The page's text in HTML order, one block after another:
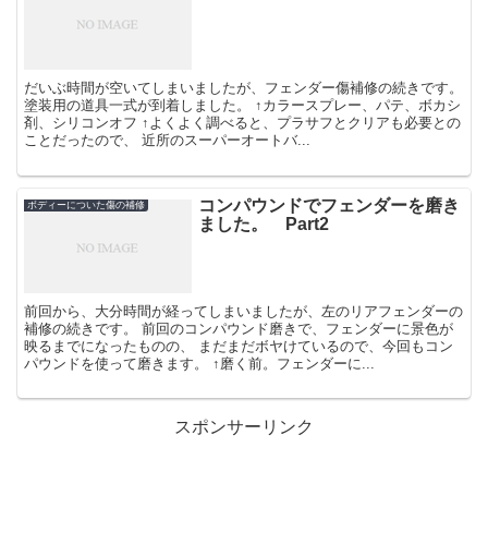
だいぶ時間が空いてしまいましたが、フェンダー傷補修の続きです。
塗装用の道具一式が到着しました。 ↑カラースプレー、パテ、ボカシ
剤、シリコンオフ ↑よくよく調べると、プラサフとクリアも必要との
ことだったので、 近所のスーパーオートバ...
ボディーについた傷の補修
コンパウンドでフェンダーを磨き
ました。 Part2
前回から、大分時間が経ってしまいましたが、左のリアフェンダーの
補修の続きです。 前回のコンパウンド磨きで、フェンダーに景色が
映るまでになったものの、 まだまだボヤけているので、今回もコン
パウンドを使って磨きます。 ↑磨く前。フェンダーに...
スポンサーリンク